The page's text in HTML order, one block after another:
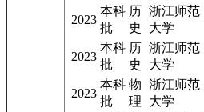
2023
本科
批
历
史
浙江师范
大学
2023
本科
批
历
史
浙江师范
大学
2023
本科
批
物
理
浙江师范
大学